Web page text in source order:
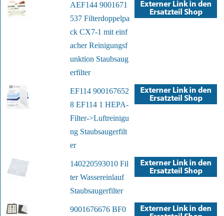
AEF144 9001671
537 Filterdoppelpa
ck CX7-1 mit einf
acher Reinigungsf
unktion Staubsaug
erfilter
EF114 900167652
8 EF114 1 HEPA-
Filter->Luftreinigu
ng Staubsaugerfilt
er
140220593010 Fil
ter Wassereinlauf
Staubsaugerfilter
9001676676 BF0